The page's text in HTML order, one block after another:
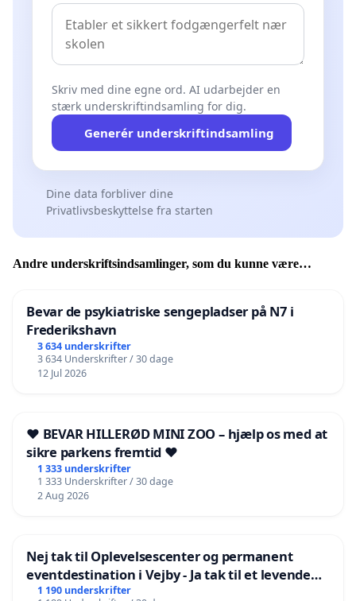
Skriv med dine egne ord. AI udarbejder en
stærk underskriftindsamling for dig.
Generér underskriftindsamling
Dine data forbliver dine
Privatlivsbeskyttelse fra starten
Andre underskriftsindsamlinger, som du kunne være
Bevar de psykiatriske sengepladser på N7 i
Frederikshavn
3 634 underskrifter
3 634 Underskrifter / 30 dage
12 Jul 2026
❤️ BEVAR HILLERØD MINI ZOO – hjælp os med at
sikre parkens fremtid ❤️
1 333 underskrifter
1 333 Underskrifter / 30 dage
2 Aug 2026
Nej tak til Oplevelsescenter og permanent
eventdestination i Vejby - Ja tak til et levende
lokalområde i balance
1 190 underskrifter